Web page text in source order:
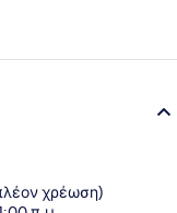
χρέωση)